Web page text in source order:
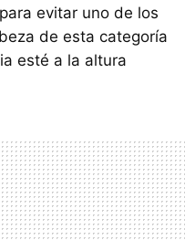
evitar uno de los
de esta categoría
esté a la altura